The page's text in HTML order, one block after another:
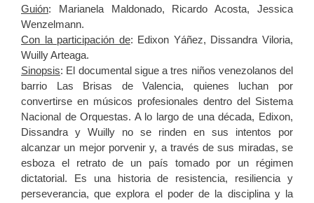
Guión: Marianela Maldonado, Ricardo Acosta, Jessica
Wenzelmann.
Con la participación de: Edixon Yáñez, Dissandra Viloria,
Wuilly Arteaga.
Sinopsis: El documental sigue a tres niños venezolanos del
barrio Las Brisas de Valencia, quienes luchan por
convertirse en músicos profesionales dentro del Sistema
Nacional de Orquestas. A lo largo de una década, Edixon,
Dissandra y Wuilly no se rinden en sus intentos por
alcanzar un mejor porvenir y, a través de sus miradas, se
esboza el retrato de un país tomado por un régimen
dictatorial. Es una historia de resistencia, resiliencia y
perseverancia, que explora el poder de la disciplina y la